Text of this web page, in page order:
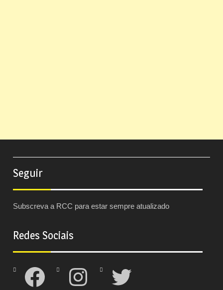
Seguir
Subscreva a RCC para estar sempre atualizado
Redes Sociais
Facebook Instagram Twitter